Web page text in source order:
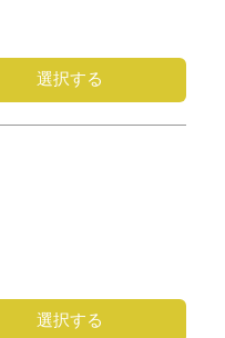
選択する
選択する